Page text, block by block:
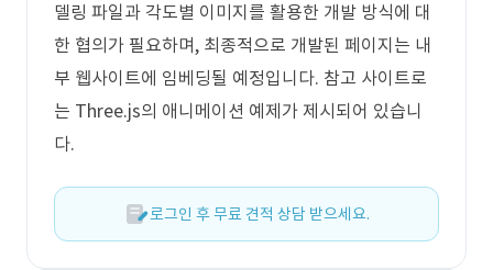
델링 파일과 각도별 이미지를 활용한 개발 방식에 대
한 협의가 필요하며, 최종적으로 개발된 페이지는 내
부 웹사이트에 임베딩될 예정입니다. 참고 사이트로
는 Three.js의 애니메이션 예제가 제시되어 있습니
다.
로그인 후 무료 견적 상담 받으세요.